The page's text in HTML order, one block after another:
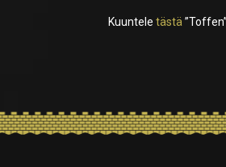
Kuunteletästä